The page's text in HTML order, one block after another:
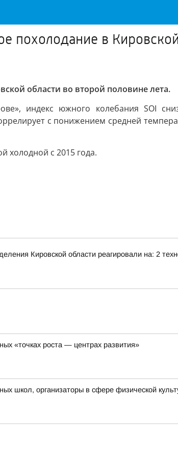
похолодание в
области во второй половине лета.
индекс южного колебания SOI
с понижением средней
холодной с 2015 года.
Кировской области реагировали на: 2
«точках роста — центрах развития»
школ, организаторы в сфере физической